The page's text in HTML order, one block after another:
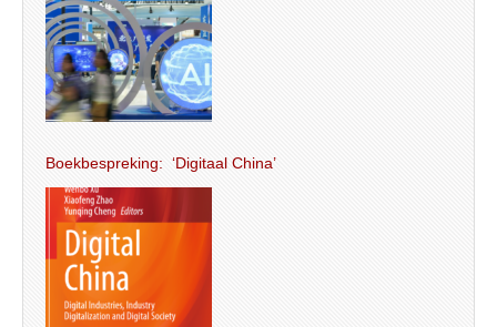
Boekbespreking: ‘Digitaal China’